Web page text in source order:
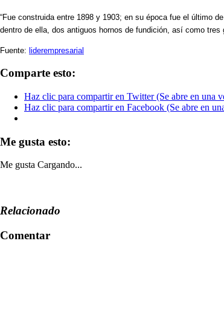
“Fue construida entre 1898 y 1903; en su época fue el último
dentro de ella, dos antiguos hornos de fundición, así como
Fuente: liderempresarial
Comparte esto:
Haz clic para compartir en Twitter (Se abre en una
Haz clic para compartir en Facebook (Se abre en
Me gusta esto:
Me gusta Cargando...
Relacionado
Comentar